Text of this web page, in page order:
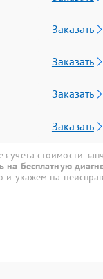
Заказать
Заказать
Заказать
Заказать
учета стоимости
на бесплатную
укажем на